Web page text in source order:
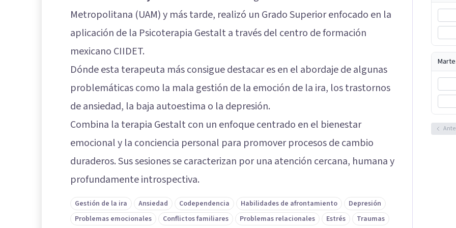
Metropolitana (UAM) y más tarde, realizó un Grado Superior enfocado en la
aplicación de la Psicoterapia Gestalt a través del centro de formación
mexicano CIIDET.
Dónde esta terapeuta más consigue destacar es en el abordaje de algunas
problemáticas como la mala gestión de la emoción de la ira, los trastornos
de ansiedad, la baja autoestima o la depresión.
Combina la terapia Gestalt con un enfoque centrado en el bienestar
emocional y la conciencia personal para promover procesos de cambio
duraderos. Sus sesiones se caracterizan por una atención cercana, humana y
profundamente introspectiva.
Gestión de la ira Ansiedad Codependencia Habilidades de afrontamiento
Depresión
Problemas emocionales
Conflictos familiares Problemas relacionales Estrés Traumas